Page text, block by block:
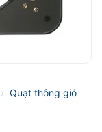
› Quạt thông gió